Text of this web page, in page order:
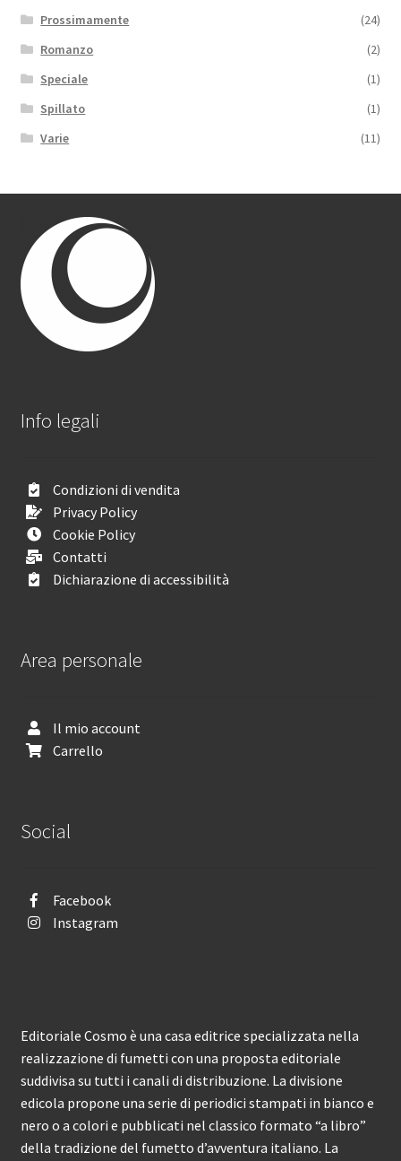
Prossimamente
(24)
Romanzo
(2)
Speciale
(1)
Spillato
(1)
Varie
(11)
Info legali
Condizioni di vendita
Privacy Policy
Cookie Policy
Contatti
Dichiarazione di accessibilità
Area personale
Il mio account
Carrello
Social
Facebook
Instagram
Editoriale Cosmo è una casa editrice specializzata nella
realizzazione di fumetti con una proposta editoriale
suddivisa su tutti i canali di distribuzione. La divisione
edicola propone una serie di periodici stampati in bianco e
nero o a colori e pubblicati nel classico formato “a libro”
della tradizione del fumetto d’avventura italiano. La